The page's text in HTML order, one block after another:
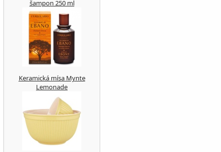
šampon 250 ml
Keramická mísa Mynte
Lemonade